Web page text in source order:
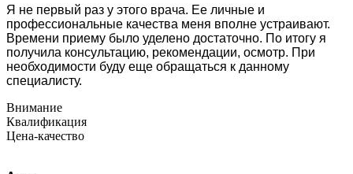
Я не первый раз у этого врача. Ее личные и
профессиональные качества меня вполне устраивают.
Времени приему было уделено достаточно. По итогу я
получила консультацию, рекомендации, осмотр. При
необходимости буду еще обращаться к данному
специалисту.
Внимание
Квалификация
Цена-качество